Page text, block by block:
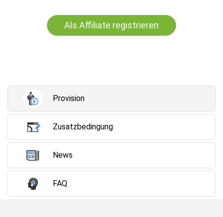
Als Affiliate registrieren
Provision
Zusatzbedingung
News
FAQ